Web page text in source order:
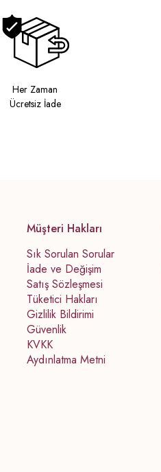
Her Zaman
Ücretsiz İade
Müşteri Hakları
Sık Sorulan Sorular
İade ve Değişim
Satış Sözleşmesi
Tüketici Hakları
Gizlilik Bildirimi
Güvenlik
KVKK
Aydınlatma Metni